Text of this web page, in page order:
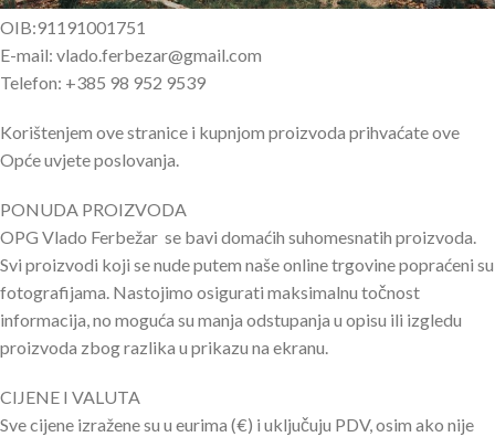
OIB:91191001751
E-mail: vlado.ferbezar@gmail.com
Telefon: +385 98 952 9539
Korištenjem ove stranice i kupnjom proizvoda prihvaćate ove
Opće uvjete poslovanja.
PONUDA PROIZVODA
OPG Vlado Ferbežar se bavi domaćih suhomesnatih proizvoda.
Svi proizvodi koji se nude putem naše online trgovine popraćeni su
fotografijama. Nastojimo osigurati maksimalnu točnost
informacija, no moguća su manja odstupanja u opisu ili izgledu
proizvoda zbog razlika u prikazu na ekranu.
CIJENE I VALUTA
Sve cijene izražene su u eurima (€) i uključuju PDV, osim ako nije